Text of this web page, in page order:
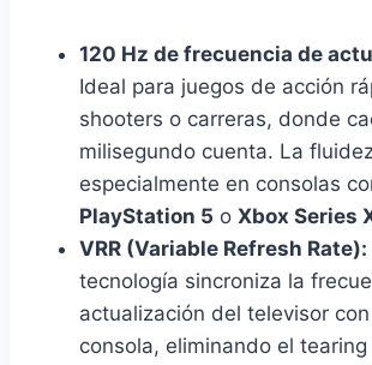
120 Hz de frecuencia de
Ideal para juegos de acción
shooters o carreras, donde
milisegundo cuenta. La
especialmente en consolas
PlayStation 5 o Xbox Series
VRR (Variable Refresh Rate):
tecnología sincroniza la
actualización del televisor
consola, eliminando el